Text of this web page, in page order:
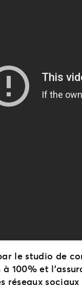
le studio de
100% et
réseaux